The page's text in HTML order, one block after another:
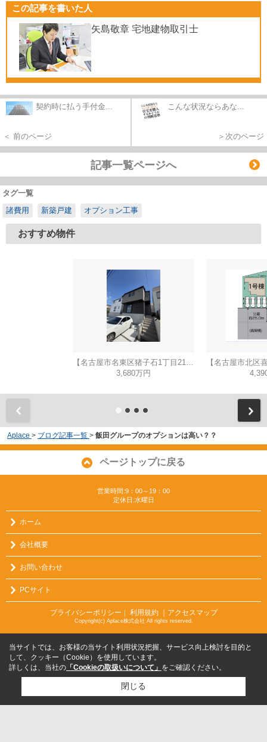
この記事を書いた人
矢島敬章 宅地建物取引士
契約時に払う手付金...
＜ 前のページ
こんな状況ならあな...
＞次のページ
記事一覧ページへ
タグ一覧
諸費用
新築戸建 オプション工事
おすすめ物件
3,680万円
Aplace > ブログ記事一覧 > 飯田グループのオプションは高い？？
ページトップに戻る
営業時間:9：00～19：00
定休日:水曜日
ホーム
会社概要
お問い合わせ
PCサイト
プライバシーポリシー ｜ 利用規約 ｜アクセスマップ
Copyright(c) Aplace株式会社 All rights reserved.
当サイトでは、お客様の当サイト利用状況把握、サービス向上検討を目的と
して、クッキー（Cookie）を使用しています。
詳しくは、当社の 「Cookieの取扱いについて」 をご確認ください。
閉じる